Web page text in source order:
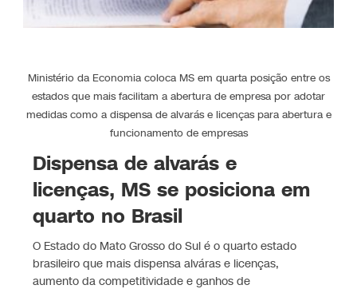
Ministério da Economia coloca MS em quarta posição entre os
estados que mais facilitam a abertura de empresa por adotar
medidas como a dispensa de alvarás e licenças para abertura e
funcionamento de empresas
Dispensa de alvarás e
licenças, MS se posiciona em
quarto no Brasil
O Estado do Mato Grosso do Sul é o quarto estado
brasileiro que mais dispensa alváras e licenças,
aumento da competitividade e ganhos de